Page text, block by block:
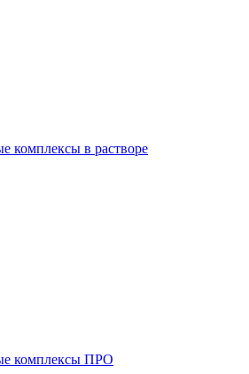
комплексы в растворе
комплексы ПРО